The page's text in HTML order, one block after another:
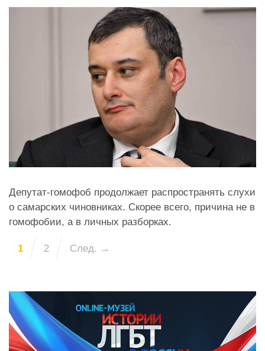
Депутат-гомофоб продолжает распространять слухи
о самарских чиновниках. Скорее всего, причина не в
гомофобии, а в личных разборках.
1 2 След. →